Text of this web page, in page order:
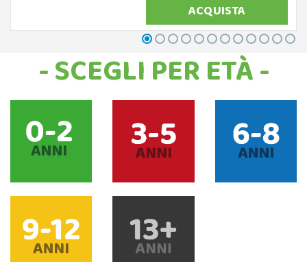
ACQUISTA
- SCEGLI PER ETÀ -